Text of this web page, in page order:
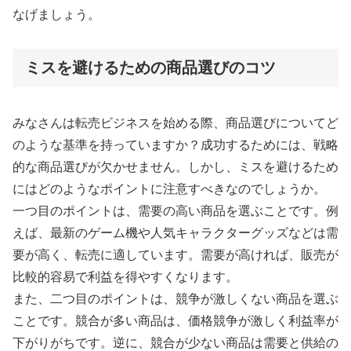
なげましょう。
ミスを避けるための商品選びのコツ
みなさんは転売ビジネスを始める際、商品選びについてど
のような基準を持っていますか？成功するためには、戦略
的な商品選びが欠かせません。しかし、ミスを避けるため
にはどのようなポイントに注意すべきなのでしょうか。
一つ目のポイントは、需要の高い商品を選ぶことです。例
えば、最新のゲーム機や人気キャラクターグッズなどは需
要が高く、転売に適しています。需要が高ければ、販売が
比較的容易で利益を得やすくなります。
また、二つ目のポイントは、競争が激しくない商品を選ぶ
ことです。競合が多い商品は、価格競争が激しく利益率が
下がりがちです。逆に、競合が少ない商品は需要と供給の